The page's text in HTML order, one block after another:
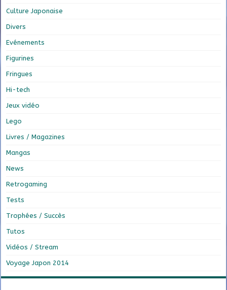
Culture Japonaise
Divers
Evénements
Figurines
Fringues
Hi-tech
Jeux vidéo
Lego
Livres / Magazines
Mangas
News
Retrogaming
Tests
Trophées / Succès
Tutos
Vidéos / Stream
Voyage Japon 2014